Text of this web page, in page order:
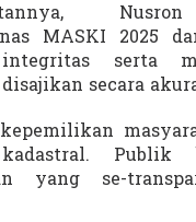
Nusron
MASKI 2025
serta
secara
Publik
yang se-dalam